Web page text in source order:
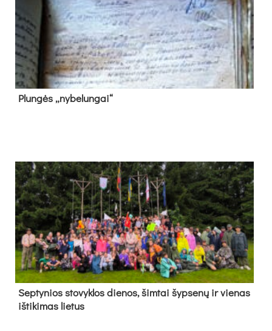
Plun­gės „ny­be­lun­gai“
Sep­ty­nios sto­vyk­los die­nos, šim­tai šyp­se­nų ir vie­nas
iš­ti­ki­mas lie­tus